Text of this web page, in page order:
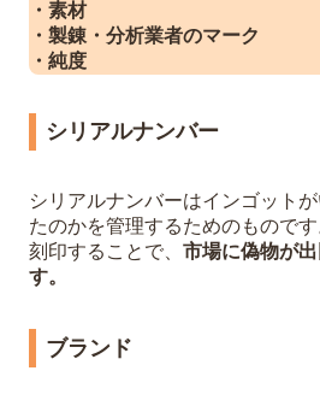
・素材
・製錬・分析業者のマーク
・純度
シリアルナンバー
シリアルナンバーはインゴット
たのかを管理するためのもので
刻印することで、 市場に偽物が
す。
ブランド